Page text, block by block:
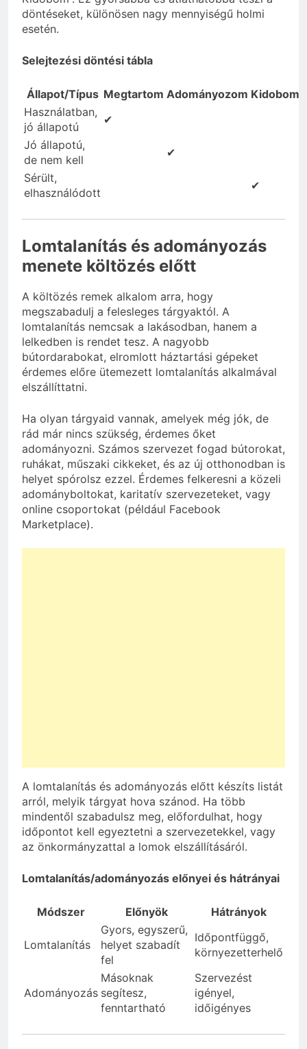
döntéseket, különösen nagy mennyiségű holmi
esetén.
Selejtezési döntési tábla
Állapot/Típus Megtartom Adományozom Kidobom
Használatban,
jó állapotú
✔
Jó állapotú,
de nem kell
✔
Sérült,
elhasználódott
✔
Lomtalanítás és adományozás
menete költözés előtt
A költözés remek alkalom arra, hogy
megszabadulj a felesleges tárgyaktól. A
lomtalanítás nemcsak a lakásodban, hanem a
lelkedben is rendet tesz. A nagyobb
bútordarabokat, elromlott háztartási gépeket
érdemes előre ütemezett lomtalanítás alkalmával
elszállíttatni.
Ha olyan tárgyaid vannak, amelyek még jók, de
rád már nincs szükség, érdemes őket
adományozni. Számos szervezet fogad bútorokat,
ruhákat, műszaki cikkeket, és az új otthonodban is
helyet spórolsz ezzel. Érdemes felkeresni a közeli
adományboltokat, karitatív szervezeteket, vagy
online csoportokat (például Facebook
Marketplace).
A lomtalanítás és adományozás előtt készíts listát
arról, melyik tárgyat hova szánod. Ha több
mindentől szabadulsz meg, előfordulhat, hogy
időpontot kell egyeztetni a szervezetekkel, vagy
az önkormányzattal a lomok elszállításáról.
Lomtalanítás/adományozás előnyei és hátrányai
Módszer Előnyök Hátrányok
Lomtalanítás
Gyors, egyszerű,
helyet szabadít
fel
Időpontfüggő,
környezetterhelő
Adományozás
Másoknak
segítesz,
fenntartható
Szervezést
igényel,
időigényes